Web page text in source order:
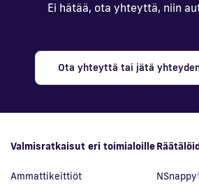
Ei hätää, ota yhteyttä, niin
Ota yhteyttä tai jätä
Valmisratkaisut eri toimialoille
Ammattikeittiöt